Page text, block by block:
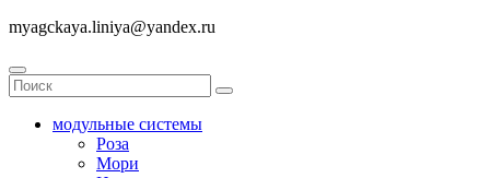
myagckaya.liniya@yandex.ru
модульные системы
Роза
Мори